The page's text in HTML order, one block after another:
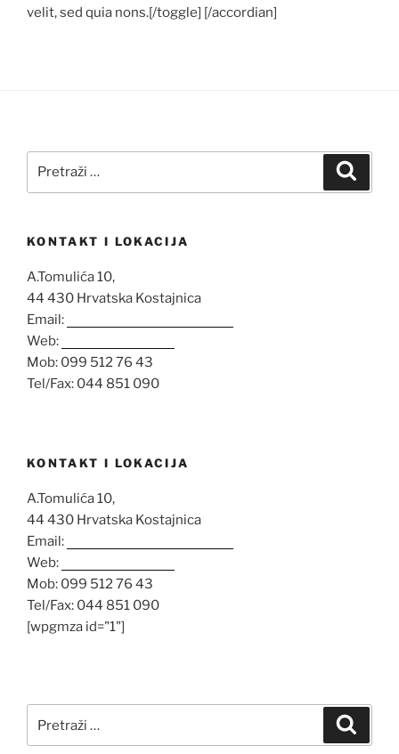
velit, sed quia nons.[/toggle] [/accordian]
KONTAKT I LOKACIJA
A.Tomulića 10,
44 430 Hrvatska Kostajnica
Email:
Web:
Mob: 099 512 76 43
Tel/Fax: 044 851 090
KONTAKT I LOKACIJA
A.Tomulića 10,
44 430 Hrvatska Kostajnica
Email:
Web:
Mob: 099 512 76 43
Tel/Fax: 044 851 090
[wpgmza id="1"]